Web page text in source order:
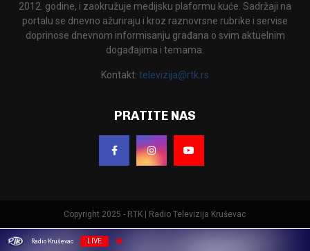
2012. godine, i zaokružuje medijsku plaformu kuće. Sadržaji na
portalu se dnevno ažuriraju i kroz raznovrsne rubrike i servise
doprinose dnevnom informisanju građana o svim aktuelnim
događajima i temama.
Kontakt: televizija@rtk.rs
PRATITE NAS
Copyright 2025 - RTK | Radio Televizija Kruševac
Radio Kruševac LIVE